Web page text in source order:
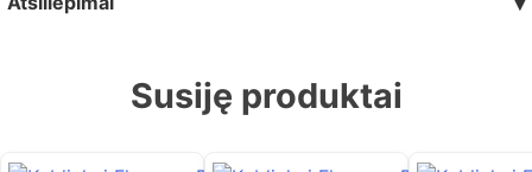
Susiję produktai